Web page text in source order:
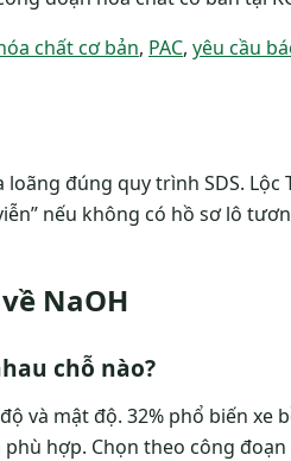
chất cơ bản, PAC, yêu cầu
đúng quy trình SDS. Lộc
nếu không có hồ sơ lô
NaOH
chỗ nào?
và mật độ. 32% phổ biến xe
hợp. Chọn theo công đoạn